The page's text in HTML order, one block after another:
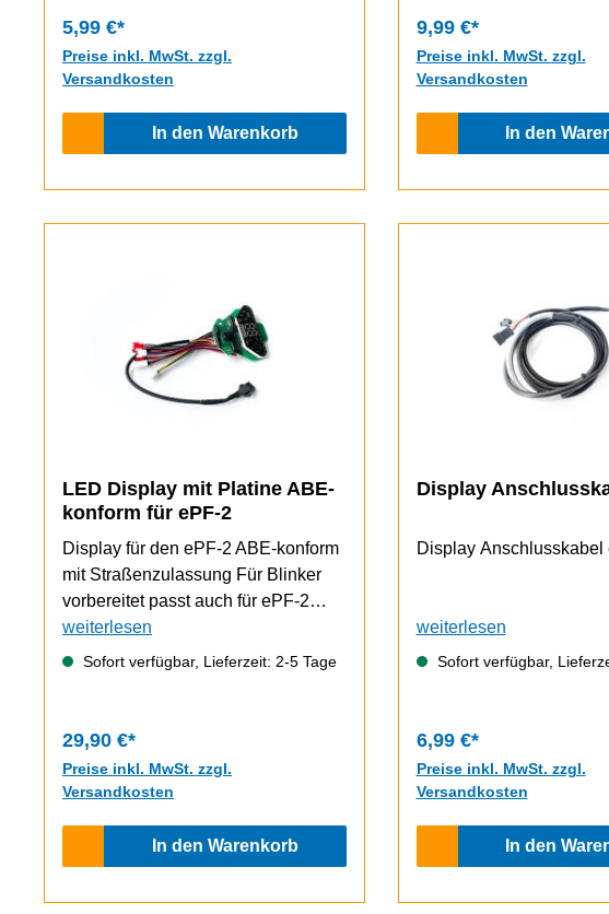
5,99 €*
Preise inkl. MwSt. zzgl.
Versandkosten
In den Warenkorb
9,99 €*
Preise inkl. MwSt. zzgl.
Versandkosten
In den
LED Display mit Platine ABE-
konform für ePF-2
Display für den ePF-2 ABE-konform
mit Straßenzulassung Für Blinker
vorbereitet passt auch für ePF-2
ohne Blinker
weiterlesen
Sofort verfügbar, Lieferzeit: 2-5 Tage
29,90 €*
Preise inkl. MwSt. zzgl.
Versandkosten
In den Warenkorb
Display
Display
weiterlesen
Sofort verfügbar,
6,99 €*
Preise inkl. MwSt. zzgl.
Versandkosten
In den